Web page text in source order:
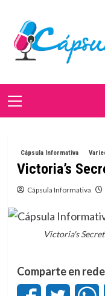
contenido
Menú
Cápsula Informativa
Victoria’s
Cápsula Informativa
Victoria's
Comparte en